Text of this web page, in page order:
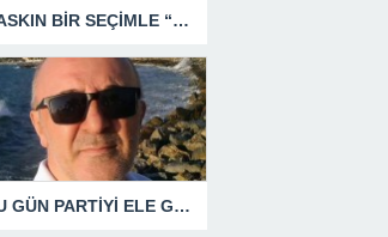
BASKIN BİR SEÇİMLE “YENİ PARTİ”Yİ DEVRE DIŞI BIRAKMAK İÇİN DÜĞMEYE Mİ BASILDI?
BU GÜN PARTİYİ ELE GEÇİRDİĞİNİ ZANNEDENLER YAKIN BİR GELECEKTE SİYASETİN ÇÖPLÜĞÜNDE YERİNİ ALACAKTIR